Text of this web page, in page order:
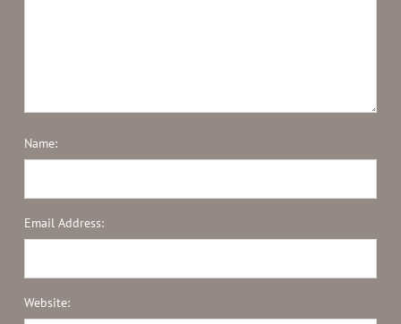
Name:
Email Address:
Website: